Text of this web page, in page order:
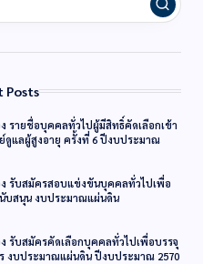
Posts
รายชื่อบุคคลทั่วไปผู้มีสิทธิ์คัดเลือกเข้า
ดูแลผู้สูงอายุ ครั้งที่ 6 ปีงบประมาณ
รับสมัครสอบแข่งขันบุคคลทั่วไปเพื่อ
บสนุน งบประมาณแผ่นดิน
รับสมัครคัดเลือกบุคคลทั่วไปเพื่อบรรจุ
งบประมาณแผ่นดิน ปีงบประมาณ 2570